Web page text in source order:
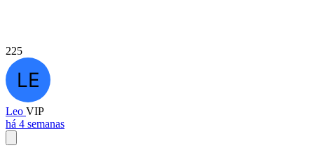
225
Leo VIP
há 4 semanas